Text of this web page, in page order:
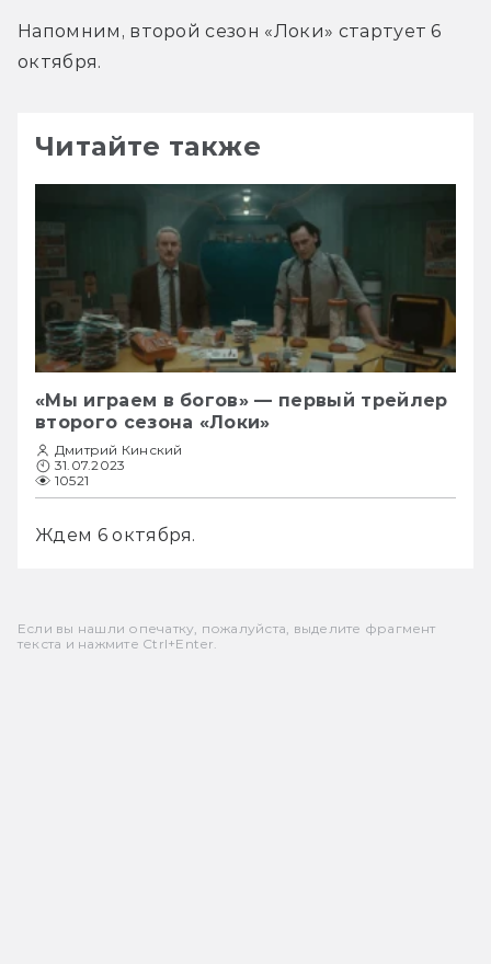
Напомним, второй сезон «Локи» стартует 6
октября.
Читайте также
«Мы играем в богов» — первый трейлер
второго сезона «Локи»
Дмитрий Кинский
31.07.2023
10521
Ждем 6 октября.
Если вы нашли опечатку, пожалуйста, выделите фрагмент
текста и нажмите Ctrl+Enter.